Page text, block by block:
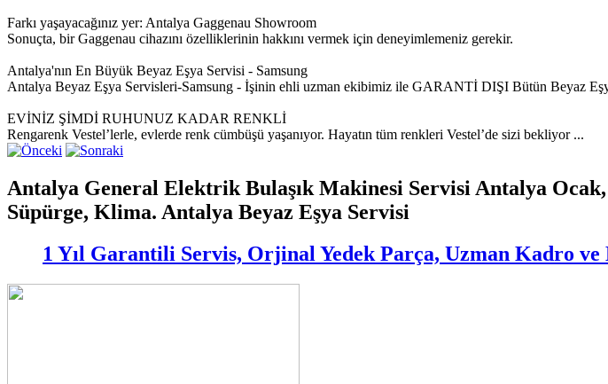
Farkı yaşayacağınız yer: Antalya Gaggenau Showroom
Sonuçta, bir Gaggenau cihazını özelliklerinin hakkını vermek için deneyimlemeniz gerekir.
Antalya'nın En Büyük Beyaz Eşya Servisi - Samsung
Antalya Beyaz Eşya Servisleri-Samsung - İşinin ehli uzman ekibimiz ile GARANTİ DIŞI Bütün Beyaz
EVİNİZ ŞİMDİ RUHUNUZ KADAR RENKLİ
Rengarenk Vestel’lerle, evlerde renk cümbüşü yaşanıyor. Hayatın tüm renkleri Vestel’de sizi bekliyor ...
Antalya General Elektrik Bulaşık Makinesi Servisi Antalya Ocak,
Süpürge, Klima. Antalya Beyaz Eşya Servisi
1 Yıl Garantili Servis, Orjinal Yedek Parça, Uzman Kadro ve